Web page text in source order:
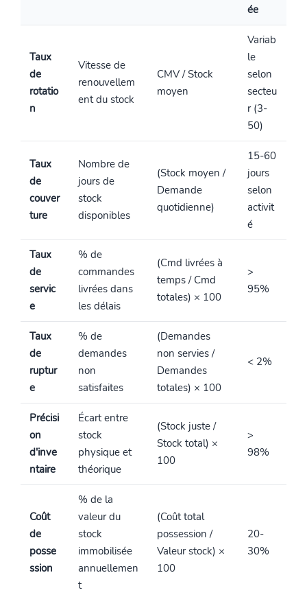
ée
Taux
de
rotatio
n
Vitesse de
renouvellem
ent du stock
CMV / Stock
moyen
Variab
le
selon
secteu
r (3-
50)
Taux
de
couver
ture
Nombre de
jours de
stock
disponibles
(Stock moyen /
Demande
quotidienne)
15-60
jours
selon
activit
é
Taux
de
servic
e
% de
commandes
livrées dans
les délais
(Cmd livrées à
temps / Cmd
totales) × 100
>
95%
Taux
de
ruptur
e
% de
demandes
non
satisfaites
(Demandes
non servies /
Demandes
totales) × 100
< 2%
Précisi
on
d'inve
ntaire
Écart entre
stock
physique et
théorique
(Stock juste /
Stock total) ×
100
>
98%
Coût
de
posse
ssion
% de la
valeur du
stock
immobilisée
annuellemen
t
(Coût total
possession /
Valeur stock) ×
100
20-
30%